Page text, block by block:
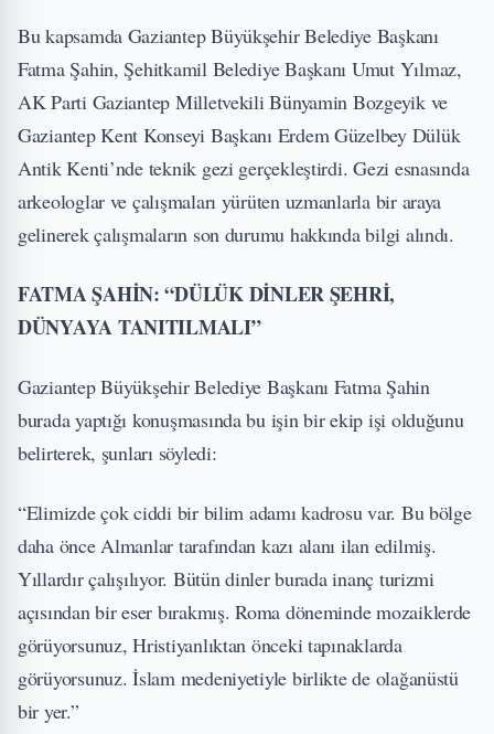
Bu kapsamda Gaziantep Büyükşehir Belediye Başkanı
Fatma Şahin, Şehitkamil Belediye Başkanı Umut Yılmaz,
AK Parti Gaziantep Milletvekili Bünyamin Bozgeyik ve
Gaziantep Kent Konseyi Başkanı Erdem Güzelbey Dülük
Antik Kenti’nde teknik gezi gerçekleştirdi. Gezi esnasında
arkeologlar ve çalışmaları yürüten uzmanlarla bir araya
gelinerek çalışmaların son durumu hakkında bilgi alındı.
FATMA ŞAHİN: “DÜLÜK DİNLER ŞEHRİ,
DÜNYAYA TANITILMALI”
Gaziantep Büyükşehir Belediye Başkanı Fatma Şahin
burada yaptığı konuşmasında bu işin bir ekip işi olduğunu
belirterek, şunları söyledi:
“Elimizde çok ciddi bir bilim adamı kadrosu var. Bu bölge
daha önce Almanlar tarafından kazı alanı ilan edilmiş.
Yıllardır çalışılıyor. Bütün dinler burada inanç turizmi
açısından bir eser bırakmış. Roma döneminde mozaiklerde
görüyorsunuz, Hristiyanlıktan önceki tapınaklarda
görüyorsunuz. İslam medeniyetiyle birlikte de olağanüstü
bir yer.”